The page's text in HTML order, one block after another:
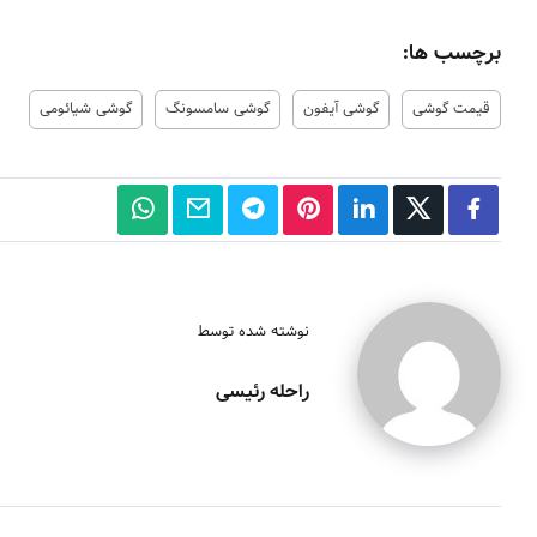
برچسب ها:
قیمت گوشی گوشی آیفون گوشی سامسونگ گوشی شیائومی
نوشته شده توسط
راحله رئیسی